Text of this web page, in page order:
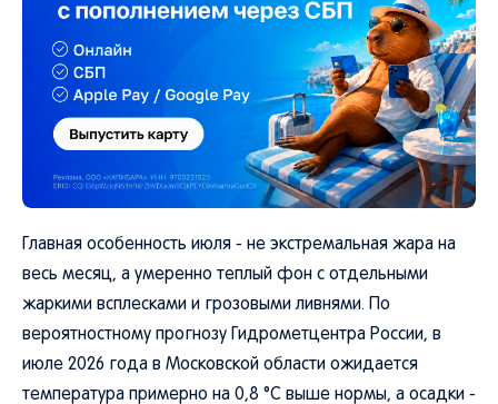
Главная особенность июля - не экстремальная жара на
весь месяц, а умеренно теплый фон с отдельными
жаркими всплесками и грозовыми ливнями. По
вероятностному прогнозу Гидрометцентра России, в
июле 2026 года в Московской области ожидается
температура примерно на 0,8 °C выше нормы, а осадки -